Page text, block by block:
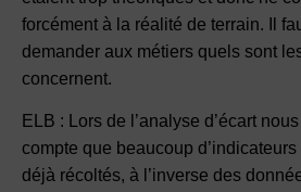
forcément à la réalité de terrain. Il
demander aux métiers quels sont
concernent.
ELB : Lors de l’analyse d’écart
compte que beaucoup
déjà récoltés, à l’inverse des